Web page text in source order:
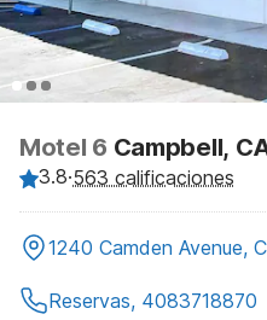
Motel 6 Campbell,
3.8·563 calificaciones
1240 Camden Avenue,
Reservas, 4083718870